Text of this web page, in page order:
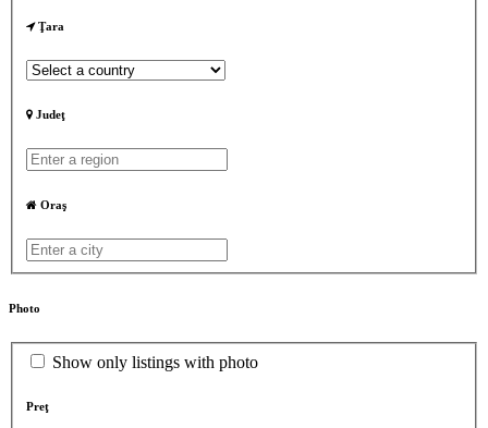
Ţara
Judeţ
Oraş
Photo
Show only listings with photo
Preţ